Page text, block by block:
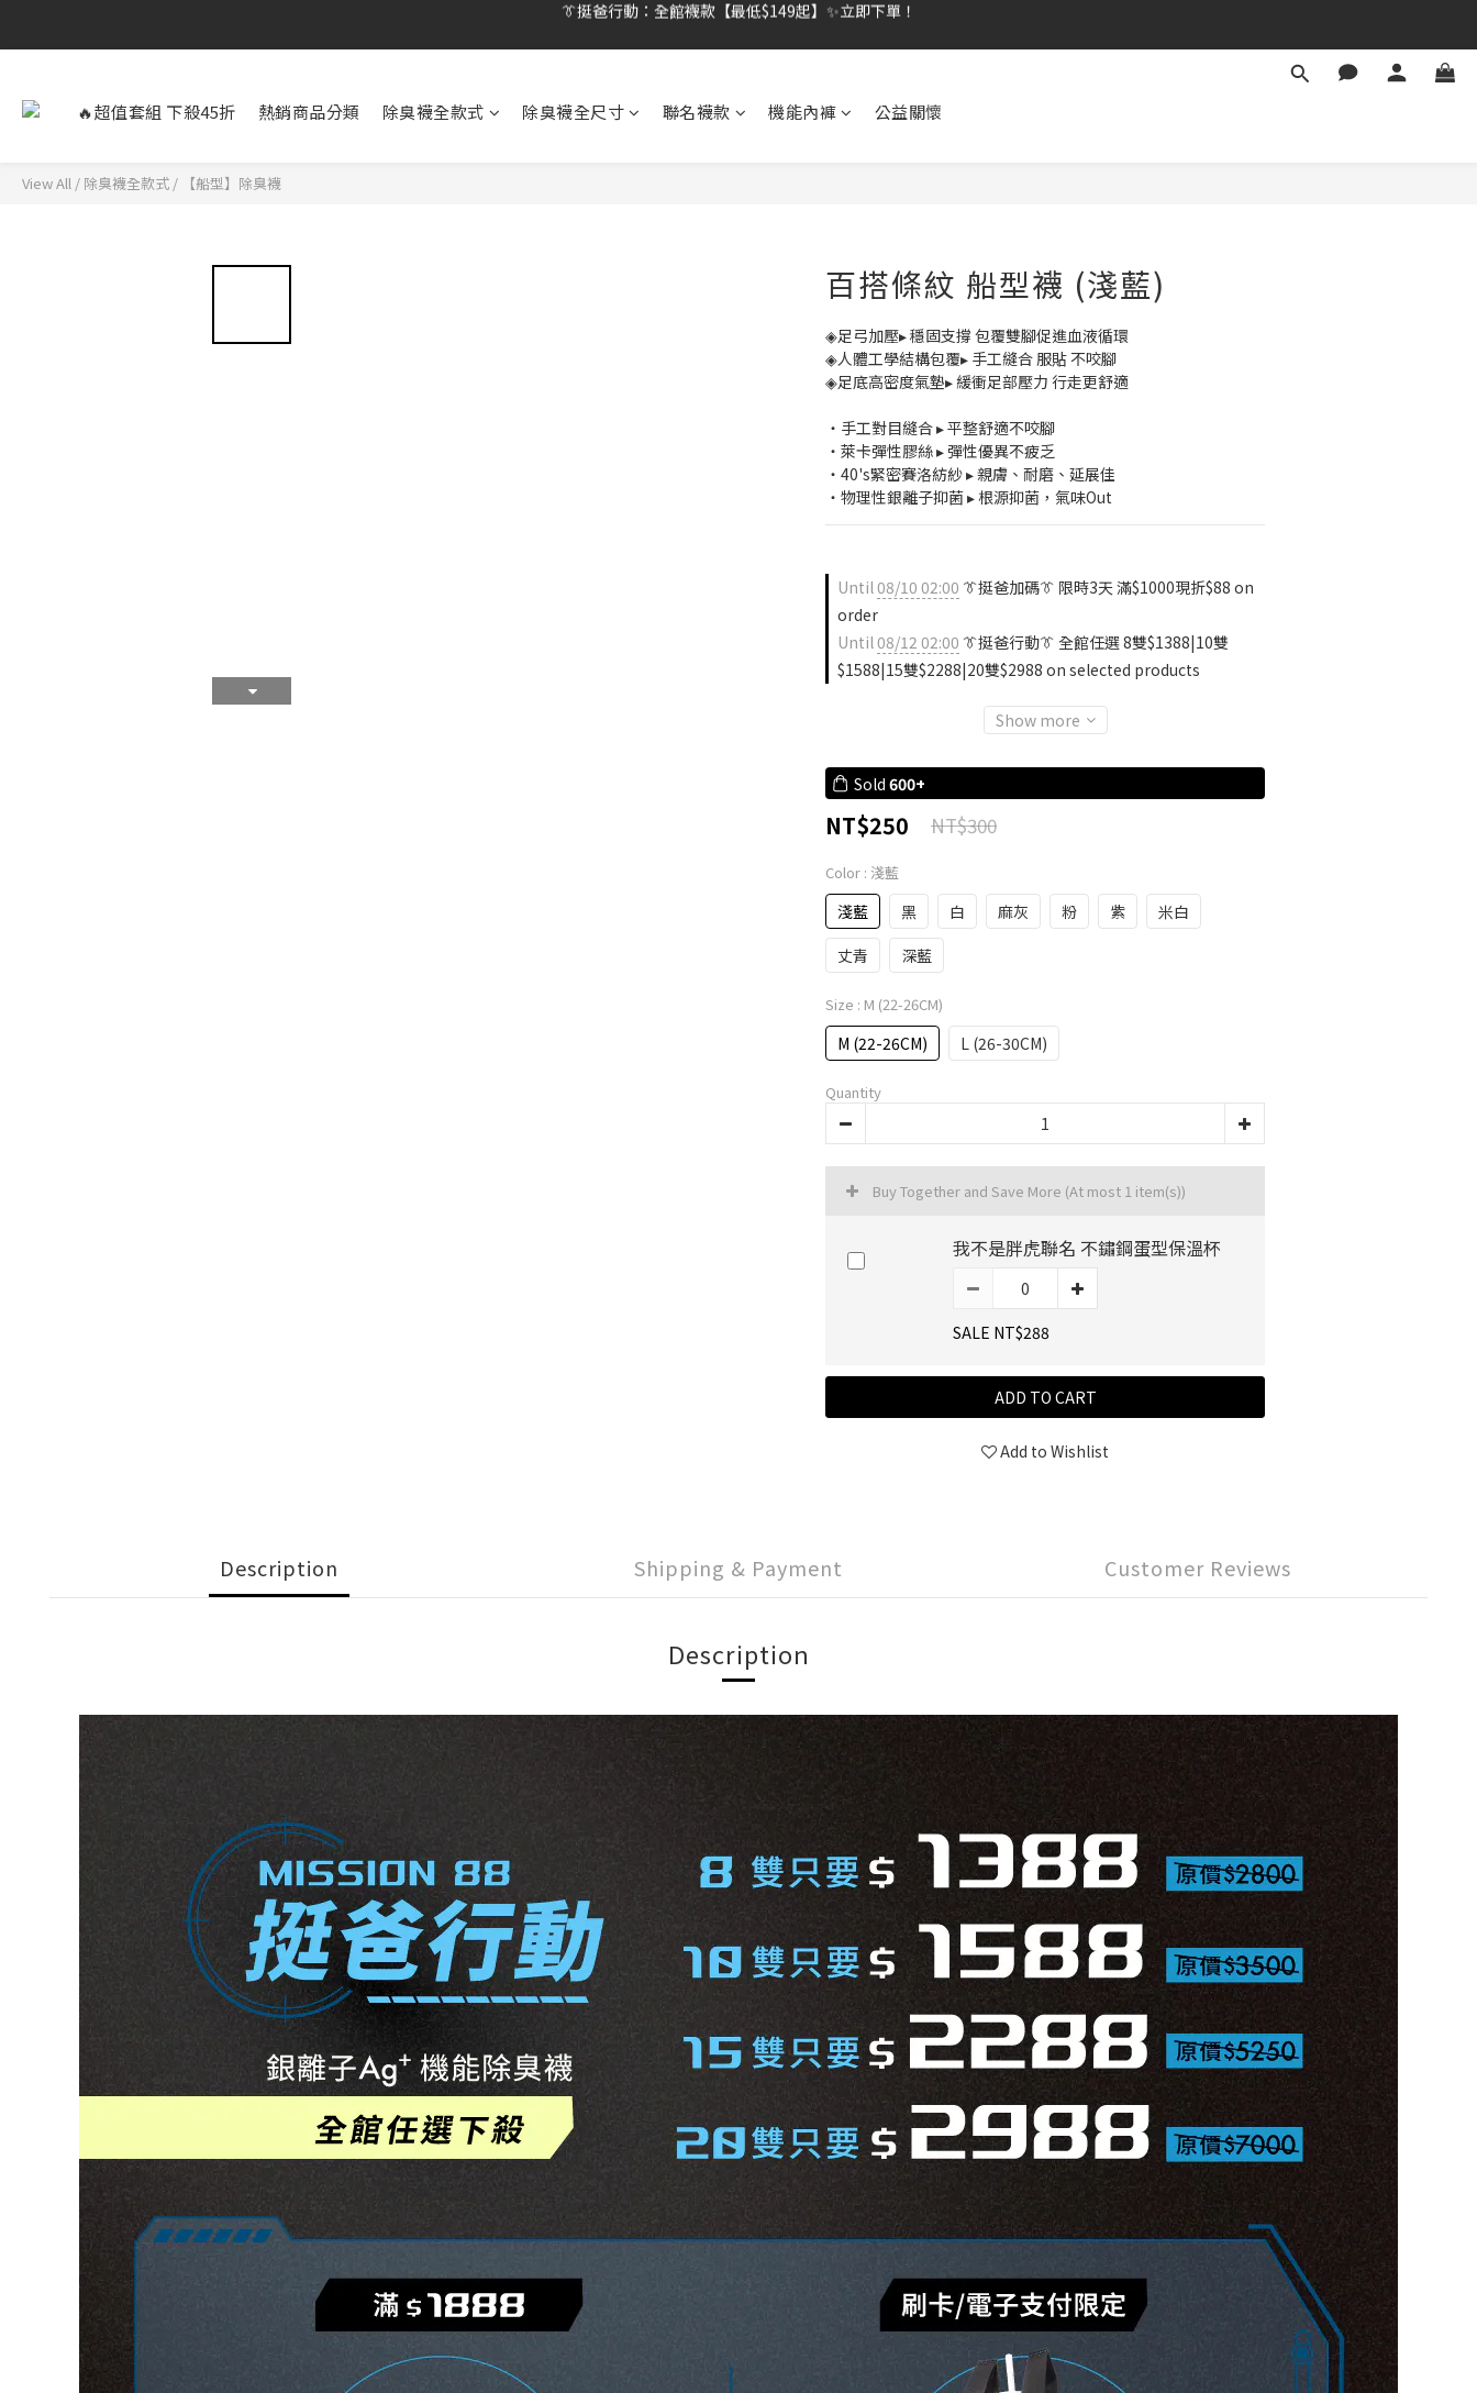
👔挺爸行動：全館襪款【最低$149起】✨立即下單！
👔挺爸滿額贈：滿$1888就送💎品牌壓縮旅行袋！
👔挺爸行動：全館襪款【最低$149起】✨立即下單！
🔥超值套組 下殺45折 熱銷商品分類 除臭襪全款式 除臭襪全尺寸 聯名襪款 機能內褲 公益關懷
View All / 除臭襪全款式 / 【船型】除臭襪
百搭條紋 船型襪 (淺藍)
◈足弓加壓▸ 穩固支撐 包覆雙腳促進血液循環
◈人體工學結構包覆▸ 手工縫合 服貼 不咬腳
◈足底高密度氣墊▸ 緩衝足部壓力 行走更舒適
・手工對目縫合 ▸ 平整舒適不咬腳
・萊卡彈性膠絲 ▸ 彈性優異不疲乏
・40's緊密賽洛紡紗 ▸ 親膚、耐磨、延展佳
・物理性銀離子抑菌 ▸ 根源抑菌，氣味Out
Until08/10 02:00 👔挺爸加碼👔 限時3天 滿$1000現折$88 on
order
Until08/12 02:00 👔挺爸行動👔 全館任選 8雙$1388|10雙
$1588|15雙$2288|20雙$2988 on selected products
Show more
Sold 600+
NT$250 NT$300
Color : 淺藍
淺藍 黑 白 麻灰 粉 紫
米白
丈青
深藍
Size : M (22-26CM)
M (22-26CM) L (26-30CM)
Quantity
Buy Together and Save More (At most 1 item(s))
我不是胖虎聯名 不鏽鋼蛋型保溫杯
SALE NT$288
ADD TO CART
Add to Wishlist
Description Shipping & Payment Customer Reviews
Description